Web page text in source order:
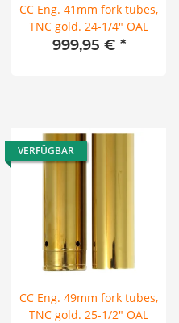
CC Eng. 41mm fork tubes,
TNC gold. 24-1/4" OAL
999,95 € *
VERFÜGBAR
CC Eng. 49mm fork tubes,
TNC gold. 25-1/2" OAL